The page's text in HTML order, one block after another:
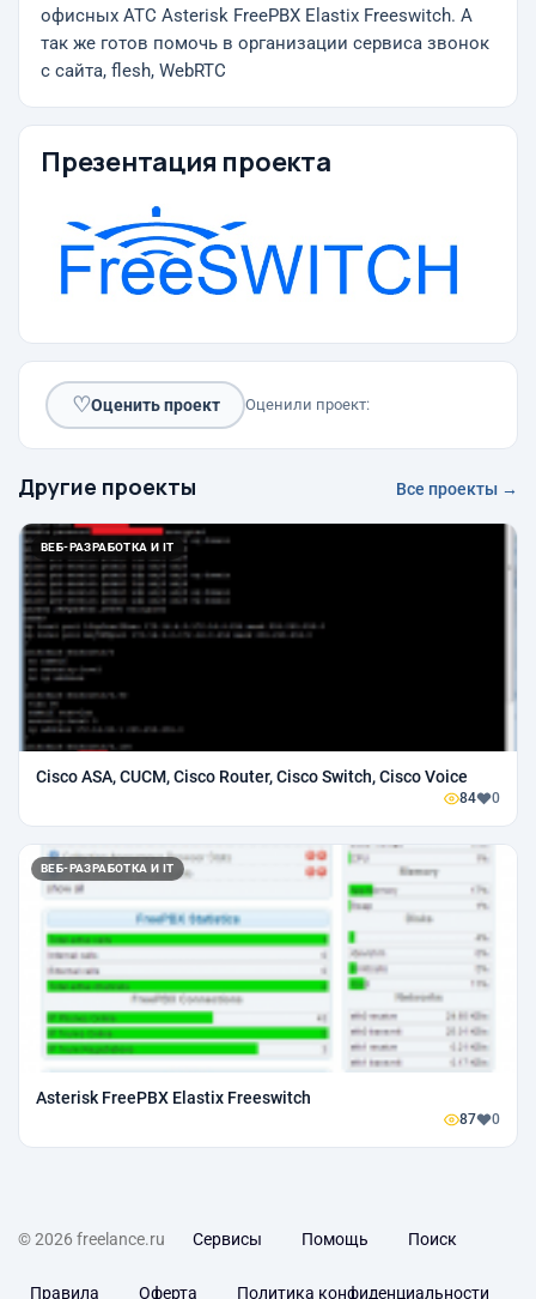
офисных АТС Asterisk FreePBX Elastix Freeswitch. А
так же готов помочь в организации сервиса звонок
с сайта, flesh, WebRTC
Презентация проекта
♡Оценить проект Оценили проект:
Другие проекты Все проекты →
ВЕБ-РАЗРАБОТКА И IT
Cisco ASA, CUCM, Cisco Router, Cisco Switch, Cisco Voice
84 0
ВЕБ-РАЗРАБОТКА И IT
Asterisk FreePBX Elastix Freeswitch
87 0
© 2026 freelance.ru Сервисы Помощь Поиск
Правила Оферта Политика конфиденциальности